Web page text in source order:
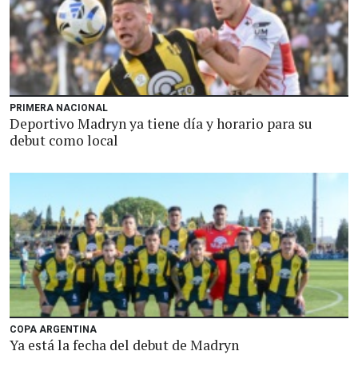
PRIMERA NACIONAL
Deportivo Madryn ya tiene día y horario para su
debut como local
COPA ARGENTINA
Ya está la fecha del debut de Madryn